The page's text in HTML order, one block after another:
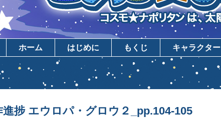
ホーム はじめに もくじ キャラクター
進捗 エウロパ・グロウ２_pp.104-105